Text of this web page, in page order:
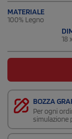
MATERIALE
100% Legno
18
BOZZA
Per ogni
simulazione